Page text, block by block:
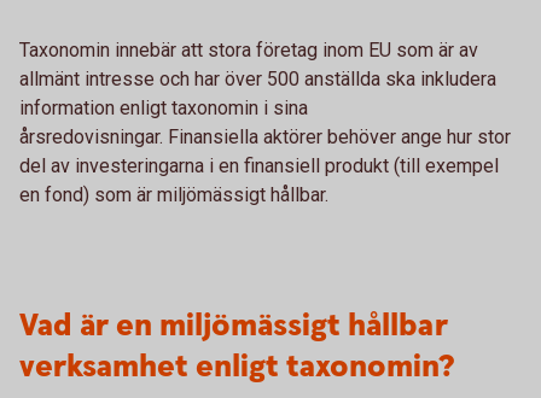
Taxonomin innebär att stora företag inom EU som är av
allmänt intresse och har över 500 anställda ska inkludera
information enligt taxonomin i sina
årsredovisningar. Finansiella aktörer behöver ange hur stor
del av investeringarna i en finansiell produkt (till exempel
en fond) som är miljömässigt hållbar.
Vad är en miljömässigt hållbar
verksamhet enligt taxonomin?